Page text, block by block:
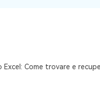
Come trovare e